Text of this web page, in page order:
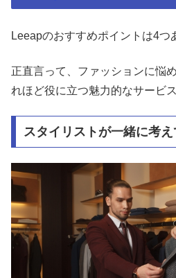
Leeapのおすすめポイントは4つ
正直言って、ファッションに悩
れほど役に立つ魅力的なサービ
スタイリストが一緒に考